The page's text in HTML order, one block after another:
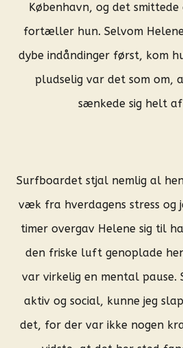
København, og det smittede
fortæller hun. Selvom
dybe indåndinger først, kom
pludselig var det som om,
sænkede sig helt af
Surfboardet stjal nemlig al
væk fra hverdagens stress og
timer overgav Helene sig til
den friske luft genoplade
var virkelig en mental pause.
aktiv og social, kunne jeg
det, for der var ikke nogen